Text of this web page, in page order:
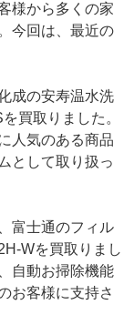
様から多くの家
今回は、最近の
成の安寿温水洗
買取りました。
人気のある商品
として取り扱っ
富士通のフィル
Wを買取りまし
自動お掃除機能
お客様に支持さ